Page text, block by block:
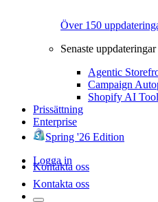
Över 150
Senaste uppdateringar
Agentic
Campaign
Shopify AI
Prissättning
Enterprise
Spring '26 Edition
Logga in
Kontakta oss
Kontakta oss